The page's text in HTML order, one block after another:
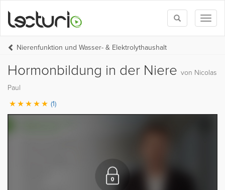
Toggle
search
Nierenfunktion und Wasser- & Elektrolythaushalt
Hormonbildung in der Niere von Nicolas
Paul
(1)